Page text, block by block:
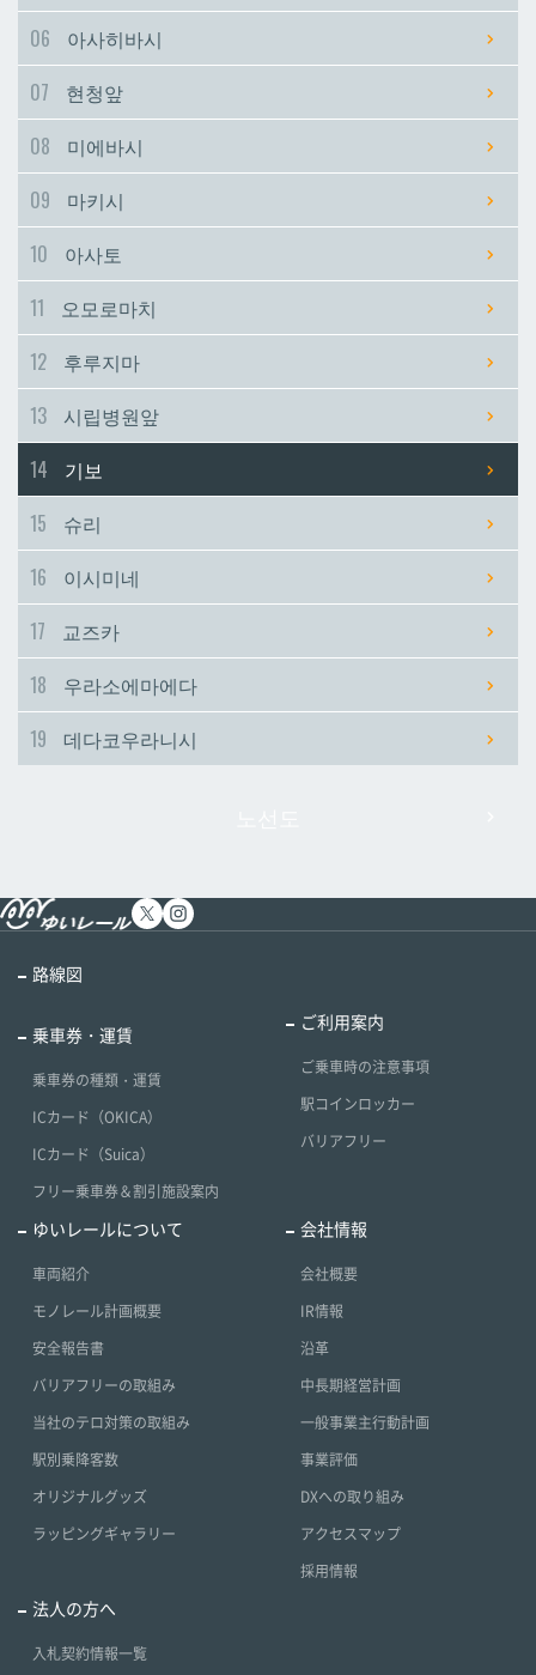
시립병원앞
이시미네
데다코우라니시
시립병원앞
이시미네
데다코우라니시
06
아사히바시
07
현청앞
08
미에바시
09
마키시
10
아사토
11
오모로마치
12
후루지마
13
시립병원앞
14
기보
15
슈리
16
이시미네
17
교즈카
18
우라소에마에다
19
데다코우라니시
路線図
乗車券・運賃
乗車券の種類・運賃
ICカード（OKICA）
ICカード（Suica）
フリー乗車券＆割引施設案内
ご利用案内
ご乗車時の注意事項
駅コインロッカー
バリアフリー
ゆいレールについて
車両紹介
モノレール計画概要
安全報告書
バリアフリーの取組み
当社のテロ対策の取組み
駅別乗降客数
オリジナルグッズ
ラッピングギャラリー
会社情報
会社概要
IR情報
沿革
中長期経営計画
一般事業主行動計画
事業評価
DXへの取り組み
アクセスマップ
採用情報
法人の方へ
入札契約情報一覧